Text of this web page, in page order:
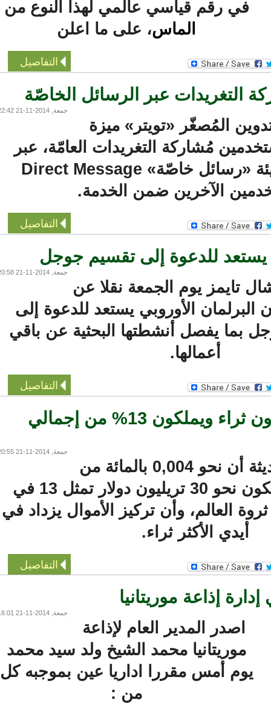
في رقم قياسي عالمي لهذا النوع من
الماس، على ما اعلن
التفاصيل
التغريدات عبر الرسائل الخاصّة
جمعة, 2014-11-21 22:42
المُصغّر «تويتر» ميزة
مُشاركة التغريدات العامّة، عبر
إرسالها على هيئة «رسائل خاصّة» Direct Message
الآخرين ضمن الخدمة.
التفاصيل
للدعوة إلى تقسيم جوجل
جمعة, 2014-11-21 20:58
تايمز يوم الجمعة نقلا عن
الأوروبي يستعد للدعوة إلى
يفصل أنشطتها البحثية عن باقي
أعمالها.
التفاصيل
أثرياء العالم يزدادون ثراء ويملكون 13% من إجمالي
جمعة, 2014-11-21 20:55
أظهرت دراسة حديثة أن نحو 0,004 بالمائة من
سكان العالم يملكون نحو 30 تريليون دولار تمثل 13 في
العالم، وأن تركيز الأموال يزداد في
أيدي الأكثر ثراء.
التفاصيل
إذاعة موريتانيا
جمعة, 2014-11-21 16:01
اصدر المدير العام لإذاعة
موريتانيا محمد الشيخ ولد سيد محمد
يوم أمس مقررا اداريا عين بموجبه كل
من :